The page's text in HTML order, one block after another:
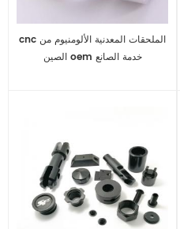
cnc الملحقات المعدنية الألومنيوم من
الصين oem خدمة الصانع